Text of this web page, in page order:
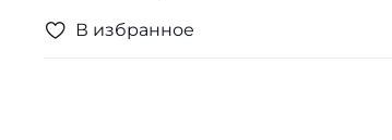
В избранное